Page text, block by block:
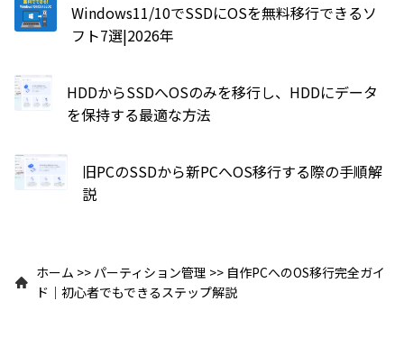
Windows11/10でSSDにOSを無料移行できるソ
フト7選|2026年
HDDからSSDへOSのみを移行し、HDDにデータ
を保持する最適な方法
旧PCのSSDから新PCへOS移行する際の手順解
説
ホーム >> パーティション管理 >> 自作PCへのOS移行完全ガイ
ド｜初心者でもできるステップ解説